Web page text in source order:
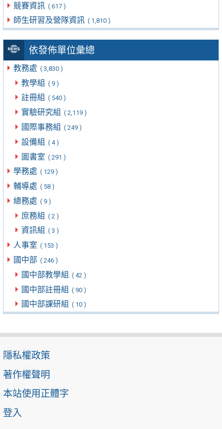
競賽資訊 ( 617 )
師生研習及營隊資訊 ( 1,810 )
依發佈單位彙總
教務處 ( 3,830 )
教學組 ( 9 )
註冊組 ( 540 )
實驗研究組 ( 2,119 )
國際事務組 ( 249 )
設備組 ( 4 )
圖書室 ( 291 )
學務處 ( 129 )
輔導處 ( 58 )
總務處 ( 9 )
庶務組 ( 2 )
資訊組 ( 3 )
人事室 ( 153 )
國中部 ( 246 )
國中部教學組 ( 42 )
國中部註冊組 ( 90 )
國中部課研組 ( 10 )
隱私權政策
著作權聲明
本站使用正體字
登入